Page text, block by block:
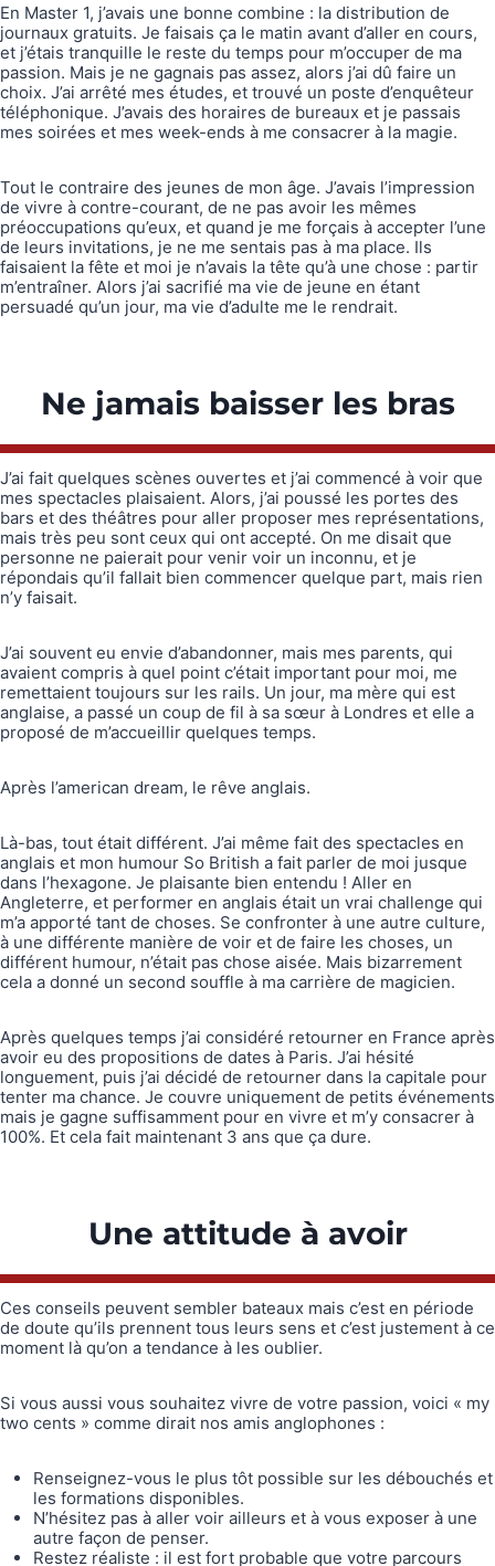
En Master 1, j’avais une bonne combine : la distribution de
journaux gratuits. Je faisais ça le matin avant d’aller en cours,
et j’étais tranquille le reste du temps pour m’occuper de ma
passion. Mais je ne gagnais pas assez, alors j’ai dû faire un
choix. J’ai arrêté mes études, et trouvé un poste d’enquêteur
téléphonique. J’avais des horaires de bureaux et je passais
mes soirées et mes week-ends à me consacrer à la magie.
Tout le contraire des jeunes de mon âge. J’avais l’impression
de vivre à contre-courant, de ne pas avoir les mêmes
préoccupations qu’eux, et quand je me forçais à accepter l’une
de leurs invitations, je ne me sentais pas à ma place. Ils
faisaient la fête et moi je n’avais la tête qu’à une chose : partir
m’entraîner. Alors j’ai sacrifié ma vie de jeune en étant
persuadé qu’un jour, ma vie d’adulte me le rendrait.
Ne jamais baisser les bras
J’ai fait quelques scènes ouvertes et j’ai commencé à voir que
mes spectacles plaisaient. Alors, j’ai poussé les portes des
bars et des théâtres pour aller proposer mes représentations,
mais très peu sont ceux qui ont accepté. On me disait que
personne ne paierait pour venir voir un inconnu, et je
répondais qu’il fallait bien commencer quelque part, mais rien
n’y faisait.
J’ai souvent eu envie d’abandonner, mais mes parents, qui
avaient compris à quel point c’était important pour moi, me
remettaient toujours sur les rails. Un jour, ma mère qui est
anglaise, a passé un coup de fil à sa sœur à Londres et elle a
proposé de m’accueillir quelques temps.
Après l’american dream, le rêve anglais.
Là-bas, tout était différent. J’ai même fait des spectacles en
anglais et mon humour So British a fait parler de moi jusque
dans l’hexagone. Je plaisante bien entendu ! Aller en
Angleterre, et performer en anglais était un vrai challenge qui
m’a apporté tant de choses. Se confronter à une autre culture,
à une différente manière de voir et de faire les choses, un
différent humour, n’était pas chose aisée. Mais bizarrement
cela a donné un second souffle à ma carrière de magicien.
Après quelques temps j’ai considéré retourner en France après
avoir eu des propositions de dates à Paris. J’ai hésité
longuement, puis j’ai décidé de retourner dans la capitale pour
tenter ma chance. Je couvre uniquement de petits événements
mais je gagne suffisamment pour en vivre et m’y consacrer à
100%. Et cela fait maintenant 3 ans que ça dure.
Une attitude à avoir
Ces conseils peuvent sembler bateaux mais c’est en période
de doute qu’ils prennent tous leurs sens et c’est justement à ce
moment là qu’on a tendance à les oublier.
Si vous aussi vous souhaitez vivre de votre passion, voici « my
two cents » comme dirait nos amis anglophones :
Renseignez-vous le plus tôt possible sur les débouchés et
les formations disponibles.
N’hésitez pas à aller voir ailleurs et à vous exposer à une
autre façon de penser.
Restez réaliste : il est fort probable que votre parcours